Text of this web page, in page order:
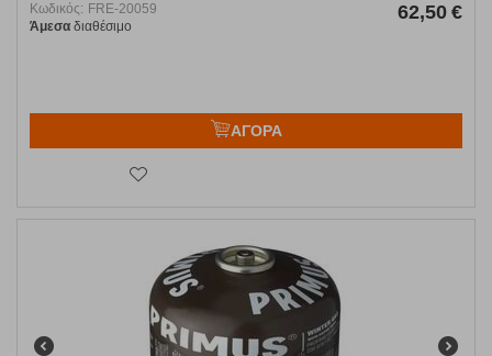
Κωδικός: FRE-20059
Άμεσα διαθέσιμο
62,50 €
ΑΓΟΡΑ